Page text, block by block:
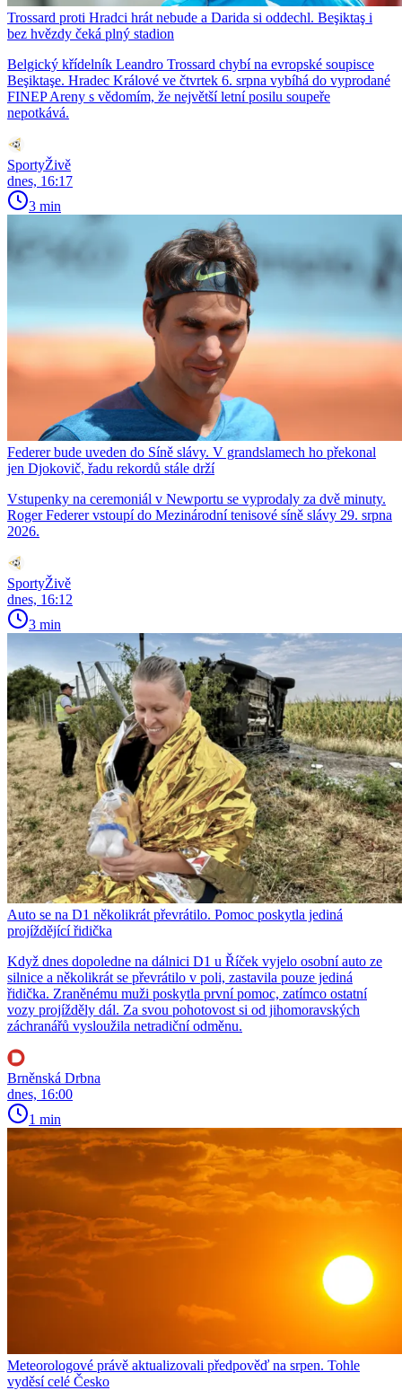
Trossard proti Hradci hrát nebude a Darida si oddechl. Beşiktaş i
bez hvězdy čeká plný stadion
Belgický křídelník Leandro Trossard chybí na evropské soupisce
Beşiktaşe. Hradec Králové ve čtvrtek 6. srpna vybíhá do vyprodané
FINEP Areny s vědomím, že největší letní posilu soupeře
nepotkává.
SportyŽivě
dnes, 16:17
3 min
Federer bude uveden do Síně slávy. V grandslamech ho překonal
jen Djokovič, řadu rekordů stále drží
Vstupenky na ceremoniál v Newportu se vyprodaly za dvě minuty.
Roger Federer vstoupí do Mezinárodní tenisové síně slávy 29. srpna
2026.
SportyŽivě
dnes, 16:12
3 min
Auto se na D1 několikrát převrátilo. Pomoc poskytla jediná
projíždějící řidička
Když dnes dopoledne na dálnici D1 u Říček vyjelo osobní auto ze
silnice a několikrát se převrátilo v poli, zastavila pouze jediná
řidička. Zraněnému muži poskytla první pomoc, zatímco ostatní
vozy projížděly dál. Za svou pohotovost si od jihomoravských
záchranářů vysloužila netradiční odměnu.
Brněnská Drbna
dnes, 16:00
1 min
Meteorologové právě aktualizovali předpověď na srpen. Tohle
vyděsí celé Česko